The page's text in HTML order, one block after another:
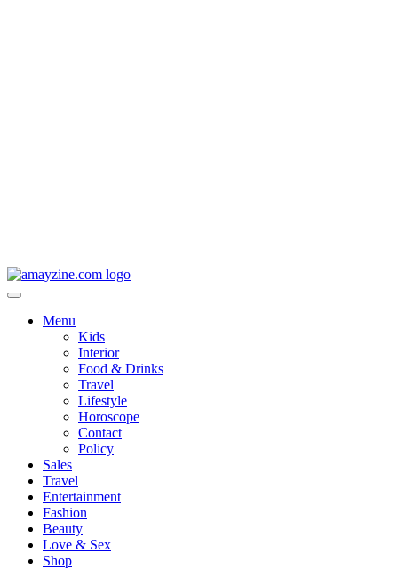
Menu
Kids
Interior
Food & Drinks
Travel
Lifestyle
Horoscope
Contact
Policy
Sales
Travel
Entertainment
Fashion
Beauty
Love & Sex
Shop